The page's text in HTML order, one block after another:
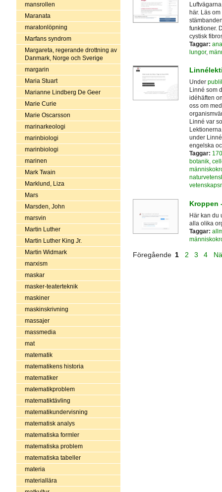
mansrollen
Maranata
maratonlöpning
Marfans syndrom
Margareta, regerande drottning av
Danmark, Norge och Sverige
margarin
Maria Stuart
Marianne Lindberg De Geer
Marie Curie
Marie Oscarsson
marinarkeologi
marinbiologi
marinbiologi
marinen
Mark Twain
Marklund, Liza
Mars
Marsden, John
marsvin
Martin Luther
Martin Luther King Jr.
Martin Widmark
marxism
maskar
masker-teaterteknik
maskiner
maskinskrivning
massajer
massmedia
mat
matematik
matematikens historia
matematiker
matematikproblem
matematiktävling
matematikundervisning
matematisk analys
matematiska formler
matematiska problem
matematiska tabeller
materia
materiallära
här. Läs
funktioner.
cystisk
Taggar:
lungor,
Under
Linné som
idéhäften
oss om
Linné var
under
engelska
Taggar:
botanik,
Kroppen
Här kan du
alla olika
Taggar:
Föregående 1 2 3 4